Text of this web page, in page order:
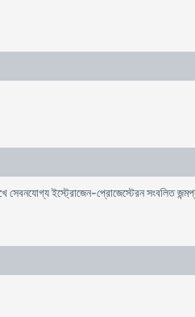
সেবনযোগ্য ইস্ট্রোজেন-প্রোজেস্টেরন সংবলিত